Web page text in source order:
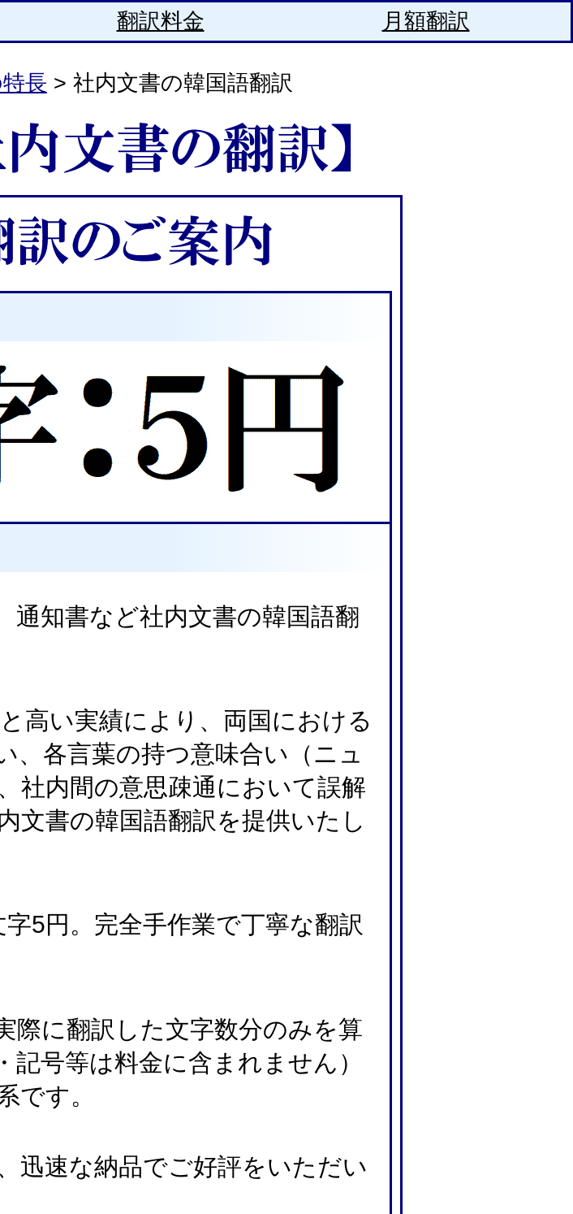
翻訳料金 月額翻訳
長 > 社内文書の韓国語翻訳
通知書など社内文書の韓国語翻
高い実績により、両国における
、各言葉の持つ意味合い（ニュ
社内間の意思疎通において誤解
文書の韓国語翻訳を提供いたし
5円。完全手作業で丁寧な翻訳
際に翻訳した文字数分のみを算
記号等は料金に含まれません）
です。
迅速な納品でご好評をいただい